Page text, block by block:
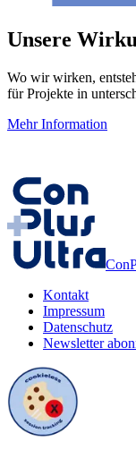
Unsere
Wo wir wirken,
für Projekte in
Mehr Information
Kontakt
Impressum
Datenschutz
Newsletter